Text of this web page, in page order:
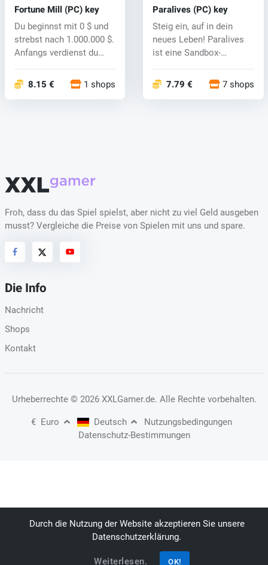
Fortune Mill (PC) key
Du beginnst mit 0 $ und
strebst nach 1.000.000 $.
Anfangs verdienst du
8.15 € 1 shops
Paralives (PC) key
Steig ein, auf in dein
neues Leben! Paralives
ist eine Sandbox-
7.79 € 7 shops
Froh, dass du das Spiel spielst, aber nicht zu viel Geld ausgeben
musst? Vergleiche die Preise von Spielen mit uns und spare.
Die Info
Nachricht
Shops
Kontakt
Urheberrechte © 2026 XXLGamer.de. Alle Rechte vorbehalten.
€ Euro Deutsch
Nutzungsbedingungen
Datenschutz-Bestimmungen
Durch die Nutzung der Website akzeptieren Sie unsere
Datenschutzerklärung.
Weiterlesen. OK!